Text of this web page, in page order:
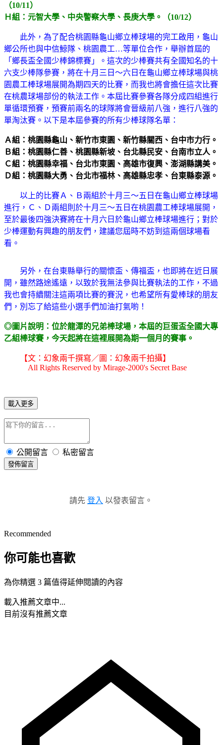
（10/11）
Ｈ組：元智大學、中央警察大學、長庚大學。（10/12）
此外，為了配合桃園縣龜山鄉立棒球場的完工啟用，龜山
鄉公所也與中信鯨隊、桃園農工…等單位合作，舉辦首屆的
「鄉長盃全國少棒錦標賽」。這次的少棒賽共有全國知名的十
六支少棒隊參賽，將在十月三日～六日在龜山鄉立棒球場與桃
園農工棒球場展開為期四天的比賽，而我也將會擔任這次比賽
在桃農球場部份的執法工作。本屆比賽參賽各隊分成四組進行
單循環預賽，預賽前兩名的球隊將會晉級前八強，進行八強的
單淘汰賽。以下是本屆參賽的所有少棒球隊名單：
Ａ組：桃園縣龜山、新竹市東園、新竹縣關西、台中市力行。
Ｂ組：桃園縣仁善、桃園縣新坡、台北縣民安、台南市立人。
Ｃ組：桃園縣幸福、台北市東園、高雄市復興、澎湖縣講美。
Ｄ組：桃園縣大勇、台北市福林、高雄縣忠孝、台東縣泰源。
以上的比賽Ａ、Ｂ兩組於十月三～五日在龜山鄉立棒球場
進行，Ｃ、Ｄ兩組則於十月三～五日在桃園農工棒球場展開，
至於最後四強決賽將在十月六日於龜山鄉立棒球場進行；對於
少棒運動有興趣的朋友們，建議您屆時不妨到這兩個球場看
看。
另外，在台東縣舉行的關懷盃、傳福盃，也即將在近日展
開，雖然路途遙遠，以致於我無法參與比賽執法的工作，不過
我也會持續關注這兩項比賽的賽況，也希望所有愛棒球的朋友
們，別忘了給這些小選手們加油打氣喲！
◎圖片說明：位於龍潭的兄弟棒球場，本屆的巨蛋盃全國大專
乙組棒球賽，今天起將在這裡展開為期一個月的賽事。
【文：幻象兩千撰寫／圖：幻象兩千拍攝】
All Rights Reserved by Mirage-2000's Secret Base
載入更多
公開留言 私密留言
發佈留言
請先 登入 以發表留言。
Recommended
你可能也喜歡
為你精選 3 篇值得延伸閱讀的內容
載入推薦文章中...
目前沒有推薦文章